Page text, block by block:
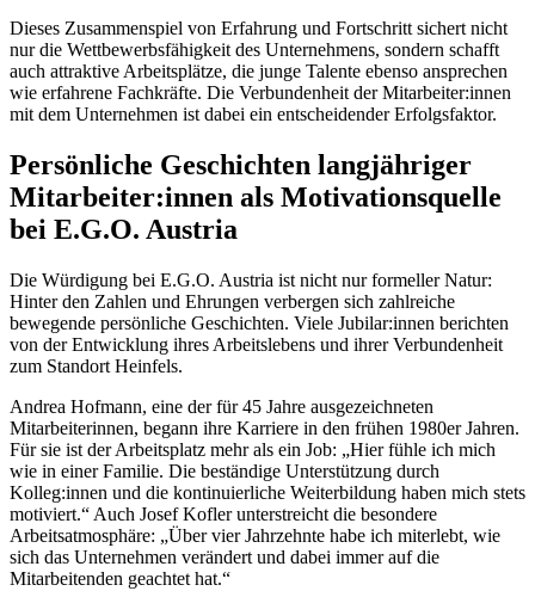
Dieses Zusammenspiel von Erfahrung und Fortschritt sichert nicht
nur die Wettbewerbsfähigkeit des Unternehmens, sondern schafft
auch attraktive Arbeitsplätze, die junge Talente ebenso ansprechen
wie erfahrene Fachkräfte. Die Verbundenheit der Mitarbeiter:innen
mit dem Unternehmen ist dabei ein entscheidender Erfolgsfaktor.
Persönliche Geschichten langjähriger
Mitarbeiter:innen als Motivationsquelle
bei E.G.O. Austria
Die Würdigung bei E.G.O. Austria ist nicht nur formeller Natur:
Hinter den Zahlen und Ehrungen verbergen sich zahlreiche
bewegende persönliche Geschichten. Viele Jubilar:innen berichten
von der Entwicklung ihres Arbeitslebens und ihrer Verbundenheit
zum Standort Heinfels.
Andrea Hofmann, eine der für 45 Jahre ausgezeichneten
Mitarbeiterinnen, begann ihre Karriere in den frühen 1980er Jahren.
Für sie ist der Arbeitsplatz mehr als ein Job: „Hier fühle ich mich
wie in einer Familie. Die beständige Unterstützung durch
Kolleg:innen und die kontinuierliche Weiterbildung haben mich stets
motiviert.“ Auch Josef Kofler unterstreicht die besondere
Arbeitsatmosphäre: „Über vier Jahrzehnte habe ich miterlebt, wie
sich das Unternehmen verändert und dabei immer auf die
Mitarbeitenden geachtet hat.“